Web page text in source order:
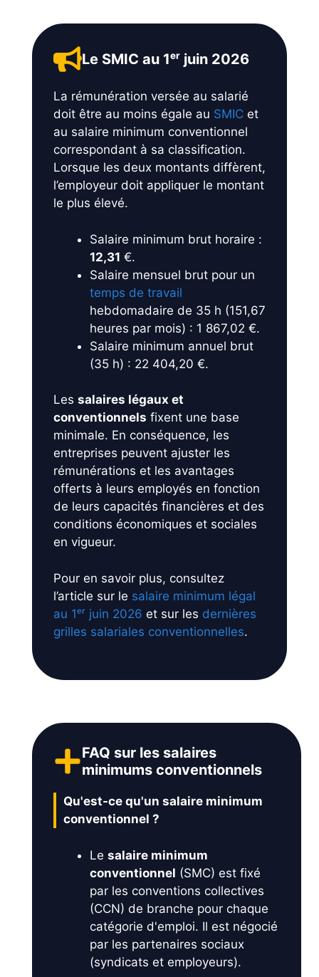
Le SMIC au 1ᵉʳ juin 2026
La rémunération versée au salarié
doit être au moins égale au SMIC et
au salaire minimum conventionnel
correspondant à sa classification.
Lorsque les deux montants diffèrent,
l’employeur doit appliquer le montant
le plus élevé.
Salaire minimum brut horaire :
12,31 €.
Salaire mensuel brut pour un
temps de travail
hebdomadaire de 35 h (151,67
heures par mois) : 1 867,02 €.
Salaire minimum annuel brut
(35 h) : 22 404,20 €.
Les salaires légaux et
conventionnels fixent une base
minimale. En conséquence, les
entreprises peuvent ajuster les
rémunérations et les avantages
offerts à leurs employés en fonction
de leurs capacités financières et des
conditions économiques et sociales
en vigueur.
Pour en savoir plus, consultez
l’article sur le salaire minimum légal
au 1ᵉʳ juin 2026 et sur les dernières
grilles salariales conventionnelles.
FAQ sur les salaires
minimums conventionnels
Qu'est-ce qu'un salaire minimum
conventionnel ?
Le salaire minimum
conventionnel (SMC) est fixé
par les conventions collectives
(CCN) de branche pour chaque
catégorie d'emploi. Il est négocié
par les partenaires sociaux
(syndicats et employeurs).